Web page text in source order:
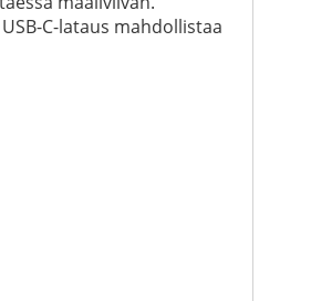
C-lataus mahdollistaa